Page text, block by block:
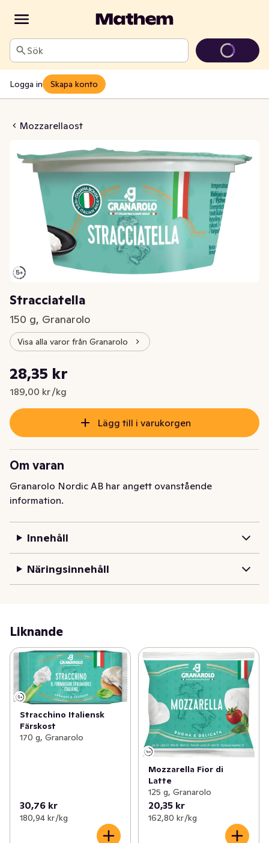
Sök
Logga in Skapa konto
Mozzarellaost
Stracciatella
150 g, Granarolo
Visa alla varor från Granarolo
Nuvarande pris är: 28,35 kr
28,35 kr
189,00 kr /kg
Styckpris: 189,00 kr /kg
Lägg till i varukorgen
Om varan
Granarolo Nordic AB har angett ovanstående
information.
Innehåll
Näringsinnehåll
Liknande
Stracchino Italiensk
Färskost
170 g, Granarolo
30,76 kr
180,94 kr /kg
Mozzarella Fior di
Latte
125 g, Granarolo
20,35 kr
162,80 kr /kg